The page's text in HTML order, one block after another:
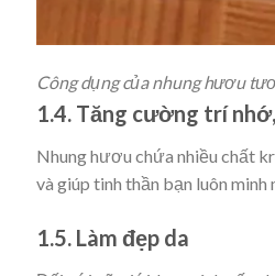
Công dụng của nhung hươu
1.4. Tăng cường trí
Nhung hươu chứa nhiều chất
và giúp tinh thần bạn luôn minh
1.5. Làm đẹp da